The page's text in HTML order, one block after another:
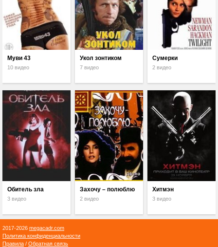
Муви 43
10 видео
Укол зонтиком
7 видео
Сумерки
2 видео
Обитель зла
3 видео
Захочу – полюблю
2 видео
Хитмэн
3 видео
2017-2026 megacadr.com
Политика конфиденциальности
Правила / Обратная связь